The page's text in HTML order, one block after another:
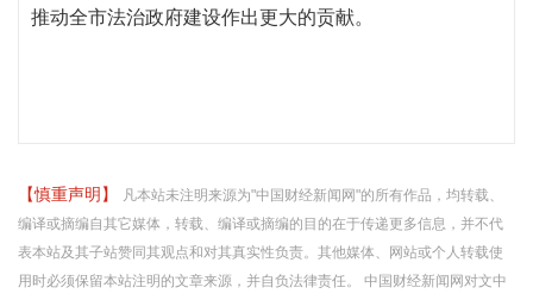
推动全市法治政府建设作出更大的贡献。
【慎重声明】
凡本站未注明来源为"中国财经新闻网"的所有作品，均转载、
编译或摘编自其它媒体，转载、编译或摘编的目的在于传递更多信息，并不代
表本站及其子站赞同其观点和对其真实性负责。其他媒体、网站或个人转载使
用时必须保留本站注明的文章来源，并自负法律责任。 中国财经新闻网对文中